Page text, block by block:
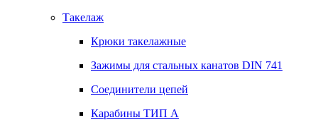
Такелаж
Крюки такелажные
Зажимы для стальных канатов DIN 741
Соединители цепей
Карабины ТИП А